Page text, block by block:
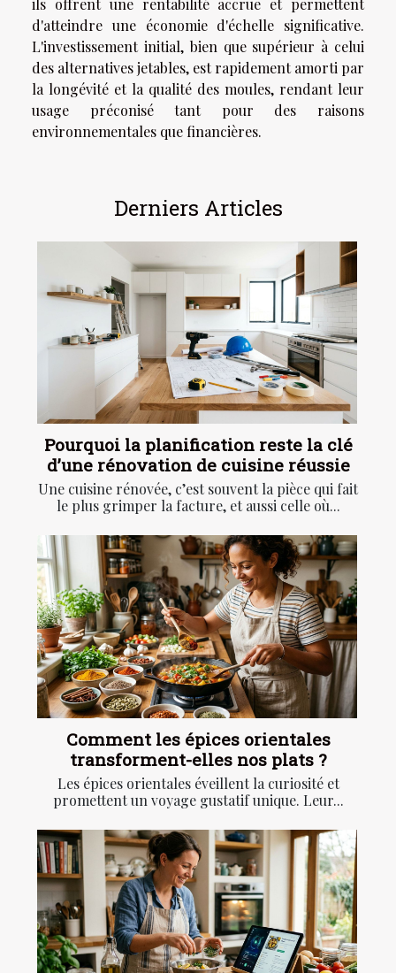
d'atteindre une économie d'échelle significative.
L'investissement initial, bien que supérieur à celui
des alternatives jetables, est rapidement amorti par
la longévité et la qualité des moules, rendant leur
usage préconisé tant pour des raisons
environnementales que financières.
Derniers Articles
Pourquoi la planification reste la clé
d’une rénovation de cuisine réussie
Une cuisine rénovée, c’est souvent la pièce qui fait
le plus grimper la facture, et aussi celle où...
Comment les épices orientales
transforment-elles nos plats ?
Les épices orientales éveillent la curiosité et
promettent un voyage gustatif unique. Leur...